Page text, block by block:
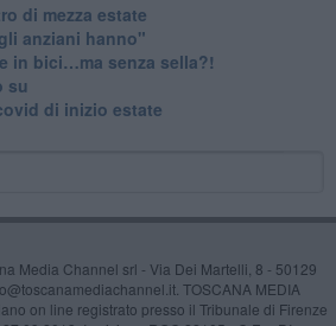
di mezza estate
anziani hanno"
in bici…ma senza sella?!
su
di inizio estate
Media Channel srl - Via Dei Martelli, 8 - 50129
TOSCANA MEDIA
on line registrato presso il Tribunale di Firenze